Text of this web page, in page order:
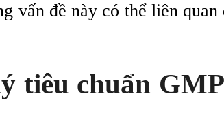
vấn đề này có thể liên quan
tiêu chuẩn